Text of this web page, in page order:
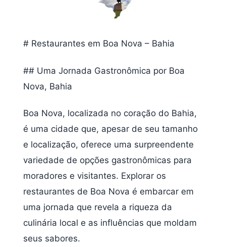
# Restaurantes em Boa Nova – Bahia
## Uma Jornada Gastronômica por Boa
Nova, Bahia
Boa Nova, localizada no coração do Bahia,
é uma cidade que, apesar de seu tamanho
e localização, oferece uma surpreendente
variedade de opções gastronômicas para
moradores e visitantes. Explorar os
restaurantes de Boa Nova é embarcar em
uma jornada que revela a riqueza da
culinária local e as influências que moldam
seus sabores.